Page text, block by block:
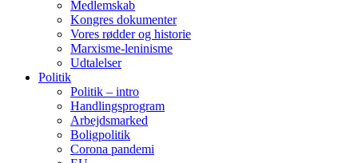
Medlemskab
Kongres dokumenter
Vores rødder og historie
Marxisme-leninisme
Udtalelser
Politik
Politik – intro
Handlingsprogram
Arbejdsmarked
Boligpolitik
Corona pandemi